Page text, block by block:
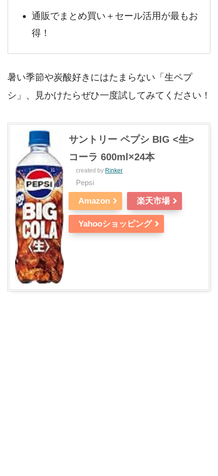
通販でまとめ買い＋セール活用が最もお
得！
暑い季節や炭酸好きにはたまらない「生ペプ
シ」、見かけたらぜひ一度試してみてください！
サントリー ペプシ BIG <生>
コーラ 600ml×24本
created by Rinker
Pepsi
Amazon 楽天市場
Yahooショッピング